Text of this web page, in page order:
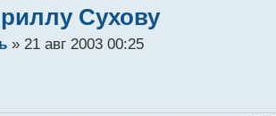
Сухову
» 21 авг 2003 00:25